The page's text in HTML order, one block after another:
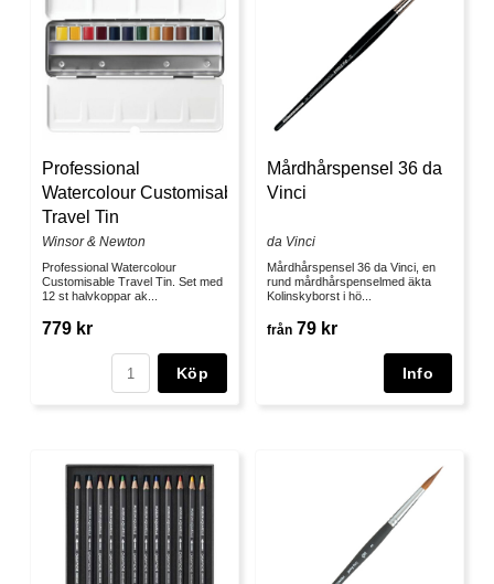
Professional
Watercolour Customisable
Travel Tin
Winsor & Newton
Professional Watercolour
Customisable Travel Tin. Set med
12 st halvkoppar ak...
779 kr
Köp
Mårdhårspensel 36 da
Vinci
da Vinci
Mårdhårspensel 36 da Vinci, en
rund mårdhårspenselmed äkta
Kolinskyborst i hö...
från 79 kr